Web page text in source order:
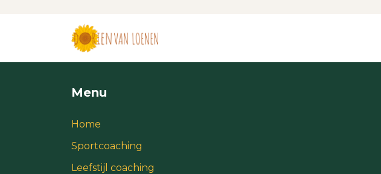
Menu
Home
Sportcoaching
Leefstijl coaching